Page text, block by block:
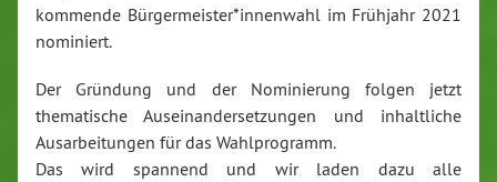
kommende Bürgermeister*innenwahl im Frühjahr 2021
nominiert.
Der Gründung und der Nominierung folgen jetzt
thematische Auseinandersetzungen und inhaltliche
Ausarbeitungen für das Wahlprogramm.
Das wird spannend und wir laden dazu alle